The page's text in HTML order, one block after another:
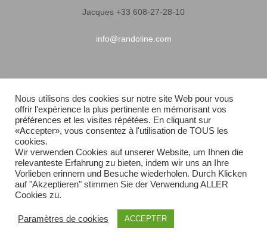
Jacques +33 608-27-28-10
info@randoline.com
Garantie matériel
Conditions générales de vente
Livraison rapide
Plan du site
Nous utilisons des cookies sur notre site Web pour vous
offrir l'expérience la plus pertinente en mémorisant vos
préférences et les visites répétées. En cliquant sur
«Accepter», vous consentez à l'utilisation de TOUS les
cookies.
Wir verwenden Cookies auf unserer Website, um Ihnen die
relevanteste Erfahrung zu bieten, indem wir uns an Ihre
Vorlieben erinnern und Besuche wiederholen. Durch Klicken
auf "Akzeptieren" stimmen Sie der Verwendung ALLER
Cookies zu.
Paramètres de cookies ACCEPTER